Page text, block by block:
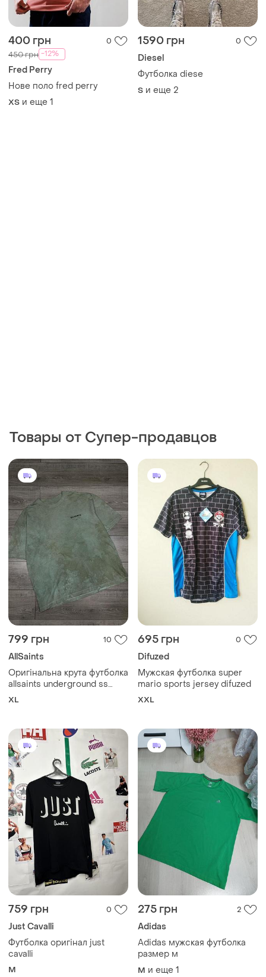
400 грн 0
450 грн -12%
Fred Perry
Нове поло fred perry
XS и еще 1
1590 грн 0
Diesel
Футболка diese
S и еще 2
Товары от Супер-продавцов
799 грн 10
AllSaints
Оригінальна крута футболка
allsaints underground ss
crew
XL
695 грн 0
Difuzed
Мужская футболка super
mario sports jersey difuzed
XXL
759 грн 0
Just Cavalli
Футболка оригінал just
cavalli
M
275 грн 2
Adidas
Adidas мужская футболка
размер м
M и еще 1